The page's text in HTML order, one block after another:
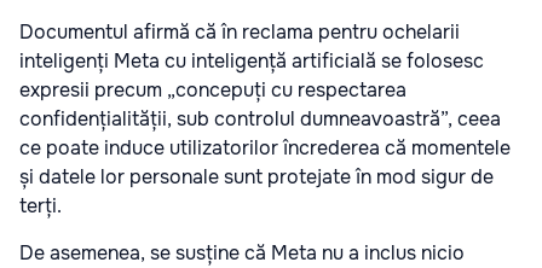
Documentul afirmă că în reclama pentru ochelarii
inteligenți Meta cu inteligență artificială se folosesc
expresii precum „concepuți cu respectarea
confidențialității, sub controlul dumneavoastră”, ceea
ce poate induce utilizatorilor încrederea că momentele
și datele lor personale sunt protejate în mod sigur de
terți.
De asemenea, se susține că Meta nu a inclus nicio